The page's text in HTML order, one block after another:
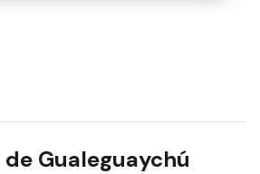
de Gualeguaychú